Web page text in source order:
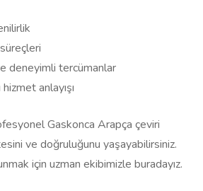
deneyimli tercümanlar
anlayışı
Gaskonca Arapça çeviri
ve doğruluğunu yaşayabilirsiniz.
için uzman ekibimizle buradayız.